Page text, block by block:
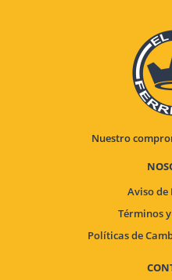
Nuestro
Aviso de
Términos
Políticas de